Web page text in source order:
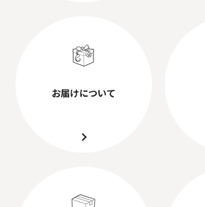
お届けについて